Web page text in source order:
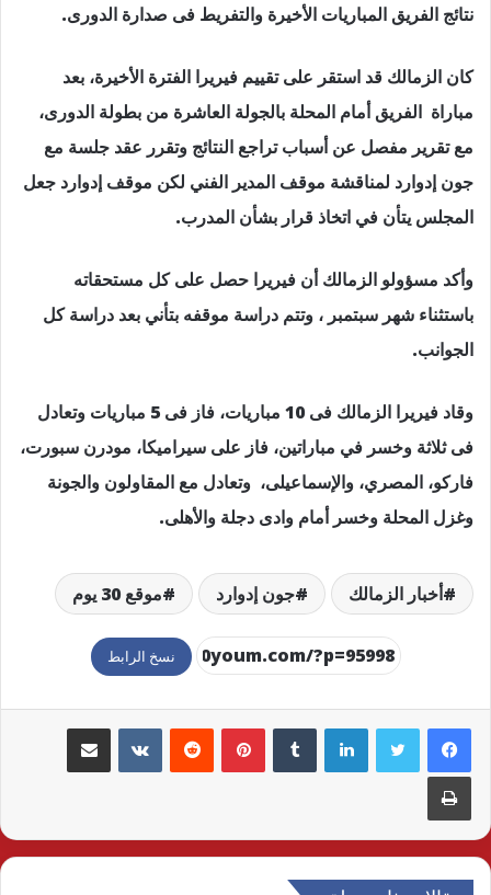
نتائج الفريق المباريات الأخيرة والتفريط فى صدارة الدورى.
كان الزمالك قد استقر على تقييم فيريرا الفترة الأخيرة، بعد
مباراة الفريق أمام المحلة بالجولة العاشرة من بطولة الدورى،
مع تقرير مفصل عن أسباب تراجع النتائج وتقرر عقد جلسة مع
جون إدوارد لمناقشة موقف المدير الفني لكن موقف إدوارد جعل
المجلس يتأن في اتخاذ قرار بشأن المدرب.
وأكد مسؤولو الزمالك أن فيريرا حصل على كل مستحقاته
باستثناء شهر سبتمبر ، وتتم دراسة موقفه بتأني بعد دراسة كل
الجوانب.
وقاد فيريرا الزمالك فى 10 مباريات، فاز فى 5 مباريات وتعادل
فى ثلاثة وخسر في مباراتين، فاز على سيراميكا، مودرن سبورت،
فاركو، المصري، والإسماعيلى، وتعادل مع المقاولون والجونة
وغزل المحلة وخسر أمام وادى دجلة والأهلى.
أخبار الزمالك جون إدوارد موقع 30 يوم
نسخ الرابط
لينكدإن بينتيريست مشاركة عبر البريد
طباعة